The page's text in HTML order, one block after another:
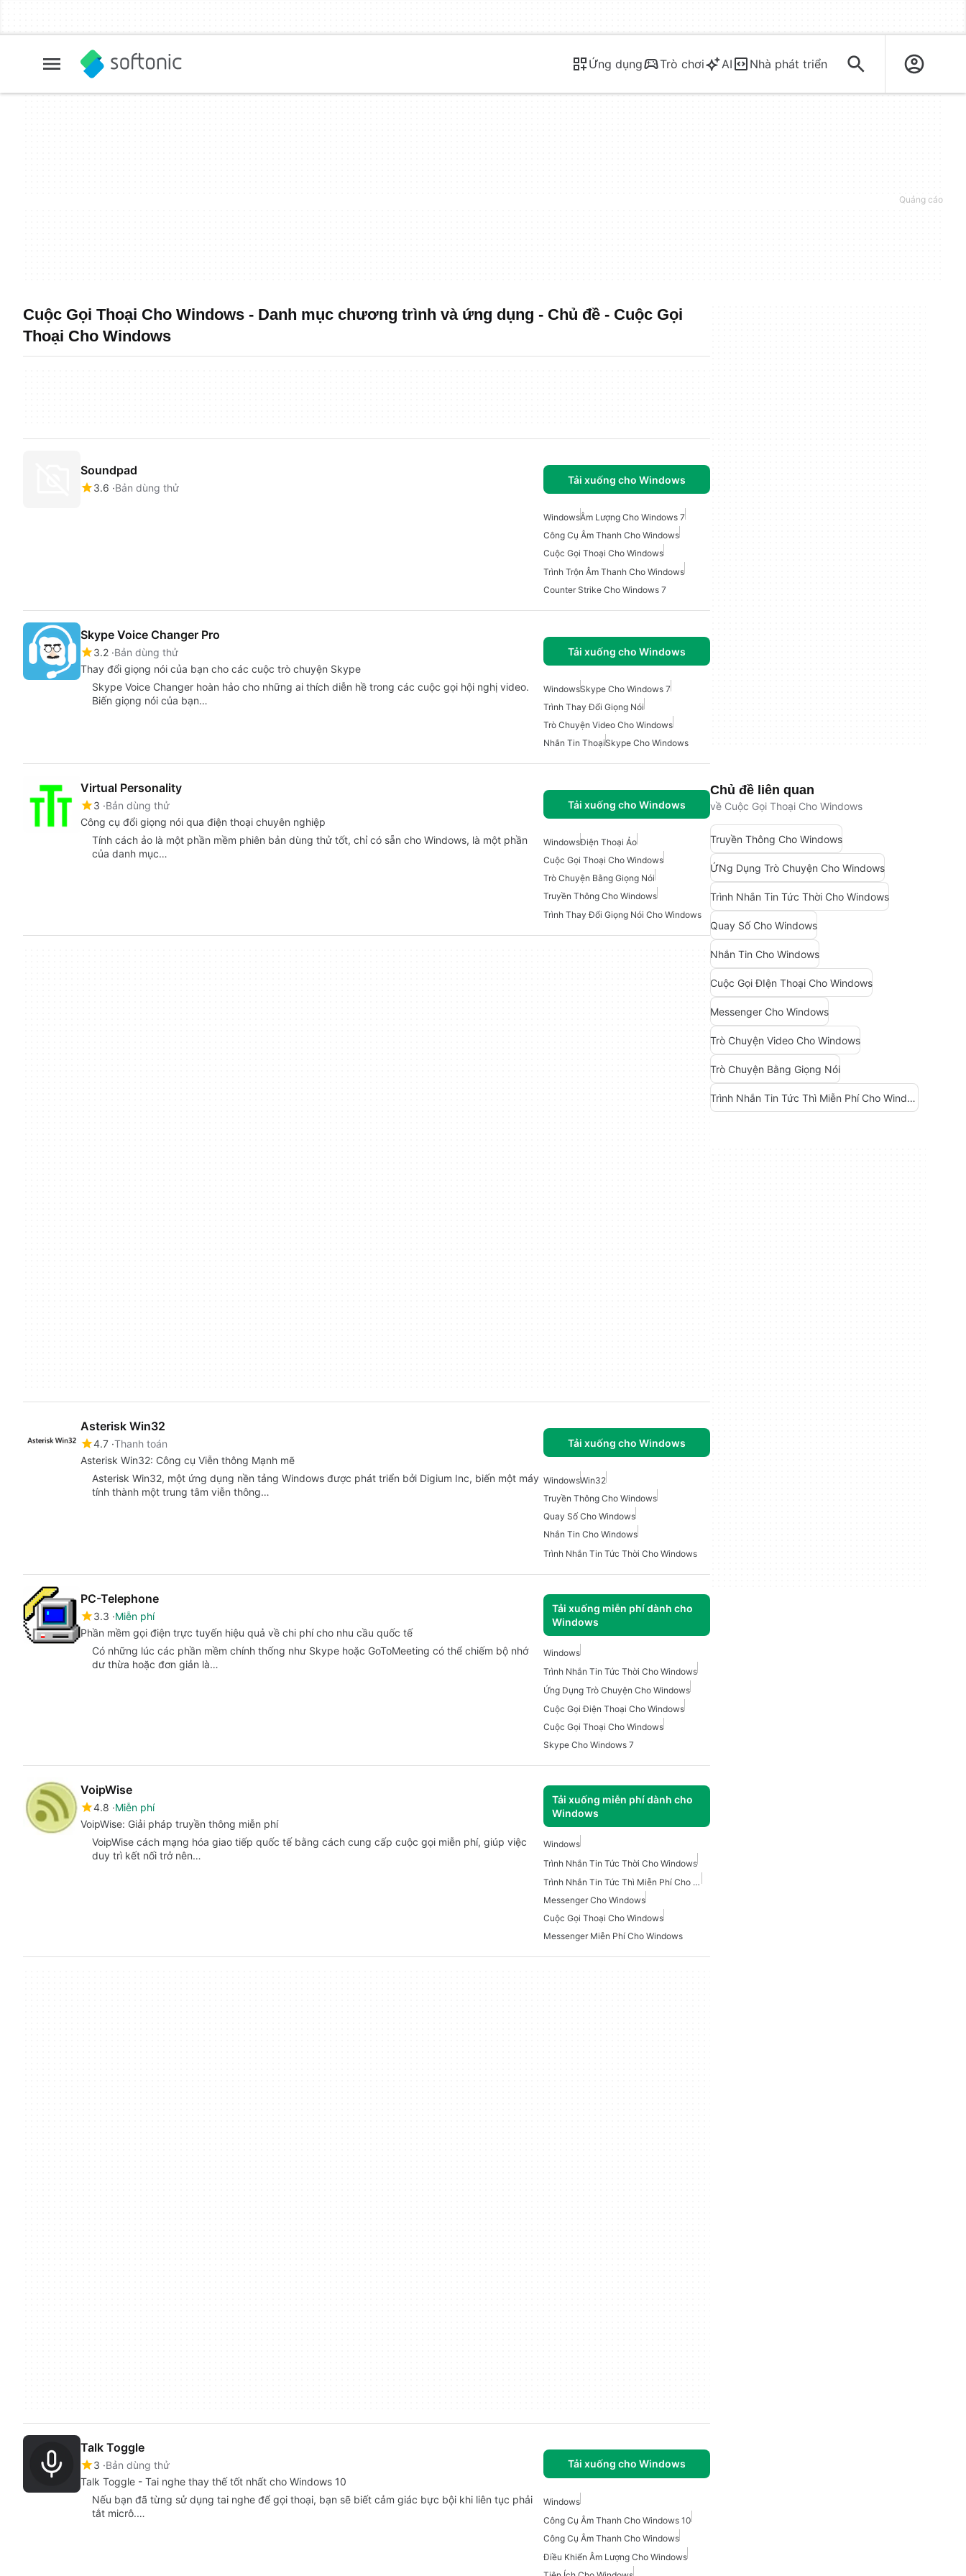
Ứng dụng Trò chơi AI Nhà phát triển
Cuộc Gọi Thoại Cho Windows - Danh mục chương trình và ứng dụng - Chủ đề - Cuộc Gọi
Thoại Cho Windows
Soundpad
3.6 Bản dùng thử
Tải xuống cho Windows
WindowsÂm Lượng Cho Windows 7
Công Cụ Âm Thanh Cho Windows
Cuộc Gọi Thoại Cho Windows
Trình Trộn Âm Thanh Cho Windows
Counter Strike Cho Windows 7
Skype Voice Changer Pro
3.2 Bản dùng thử
Thay đổi giọng nói của bạn cho các cuộc trò chuyện Skype
Tải xuống cho Windows
Skype Voice Changer hoàn hảo cho những ai thích diễn hề trong các cuộc gọi hội nghị video.
Biến giọng nói của bạn…
WindowsSkype Cho Windows 7
Trình Thay Đổi Giọng Nói
Trò Chuyện Video Cho Windows
Nhắn Tin ThoạiSkype Cho Windows
Virtual Personality
3 Bản dùng thử
Công cụ đổi giọng nói qua điện thoại chuyên nghiệp
Tải xuống cho Windows
Tính cách ảo là một phần mềm phiên bản dùng thử tốt, chỉ có sẵn cho Windows, là một phần
của danh mục…
WindowsĐiện Thoại Ảo
Cuộc Gọi Thoại Cho Windows
Trò Chuyện Bằng Giọng Nói
Truyền Thông Cho Windows
Trình Thay Đổi Giọng Nói Cho Windows
Asterisk Win32
4.7 Thanh toán
Asterisk Win32: Công cụ Viễn thông Mạnh mẽ
Tải xuống cho Windows
Asterisk Win32, một ứng dụng nền tảng Windows được phát triển bởi Digium Inc, biến một máy
tính thành một trung tâm viễn thông…
WindowsWin32
Truyền Thông Cho Windows
Quay Số Cho Windows
Nhắn Tin Cho Windows
Trình Nhắn Tin Tức Thời Cho Windows
PC-Telephone
3.3 Miễn phí
Phần mềm gọi điện trực tuyến hiệu quả về chi phí cho nhu cầu quốc tế
Tải xuống miễn phí dành cho
Windows
Có những lúc các phần mềm chính thống như Skype hoặc GoToMeeting có thể chiếm bộ nhớ
dư thừa hoặc đơn giản là…
Windows
Trình Nhắn Tin Tức Thời Cho Windows
Ứng Dụng Trò Chuyện Cho Windows
Cuộc Gọi Điện Thoại Cho Windows
Cuộc Gọi Thoại Cho Windows
Skype Cho Windows 7
VoipWise
4.8 Miễn phí
VoipWise: Giải pháp truyền thông miễn phí
Tải xuống miễn phí dành cho
Windows
VoipWise cách mạng hóa giao tiếp quốc tế bằng cách cung cấp cuộc gọi miễn phí, giúp việc
duy trì kết nối trở nên…
Windows
Trình Nhắn Tin Tức Thời Cho Windows
Trình Nhắn Tin Tức Thì Miễn Phí Cho Windows
Messenger Cho Windows
Cuộc Gọi Thoại Cho Windows
Messenger Miễn Phí Cho Windows
Talk Toggle
3 Bản dùng thử
Talk Toggle - Tai nghe thay thế tốt nhất cho Windows 10
Tải xuống cho Windows
Nếu bạn đã từng sử dụng tai nghe để gọi thoại, bạn sẽ biết cảm giác bực bội khi liên tục phải
tắt micrô.…
Windows
Công Cụ Âm Thanh Cho Windows 10
Công Cụ Âm Thanh Cho Windows
Điều Khiển Âm Lượng Cho Windows
Chủ đề liên quan
về Cuộc Gọi Thoại Cho Windows
Truyền Thông Cho Windows
ỨNg Dụng Trò Chuyện Cho Windows
Trình Nhắn Tin Tức Thời Cho Windows
Quay Số Cho Windows
Nhắn Tin Cho Windows
Cuộc Gọi ĐIện Thoại Cho Windows
Messenger Cho Windows
Trò Chuyện Video Cho Windows
Trò Chuyện Bằng Giọng Nói
Trình Nhắn Tin Tức Thì Miễn Phí Cho Windows